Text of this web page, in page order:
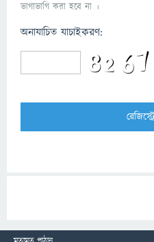
ভাগাভাগি করা হবে না ।
অনাযাচিত যাচাইকরণ: